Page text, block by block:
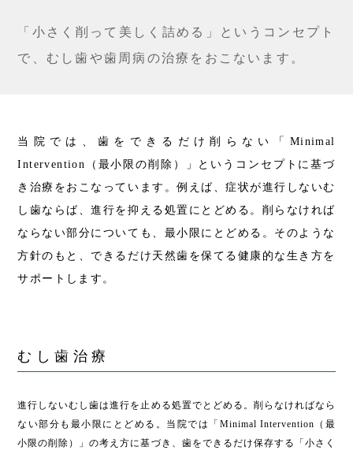
「小さく削って美しく詰める」というコンセプト
で、 むし歯や歯周病の治療をおこないます。
当院では、歯をできるだけ削らない「Minimal
Intervention（最小限の削除）」というコンセプトに基づ
き治療をおこなっています。例えば、症状が進行しないむ
し歯ならば、進行を抑える処置にとどめる。削らなければ
ならない部分についても、最小限にとどめる。そのような
方針のもと、できるだけ天然歯を保てる健康的な生き方を
サポートします。
むし歯治療
進行しないむし歯は進行を止める処置でとどめる。削らなければなら
ない部分も最小限にとどめる。当院では「Minimal Intervention（最
小限の削除）」の考え方に基づき、歯をできるだけ保存する「小さく